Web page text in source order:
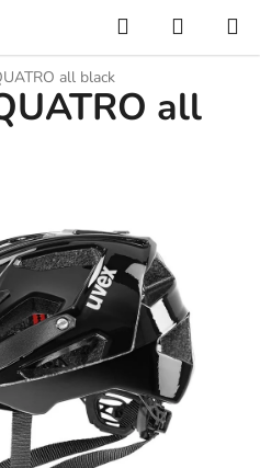
Hledat
KOŠÍK
all black
all